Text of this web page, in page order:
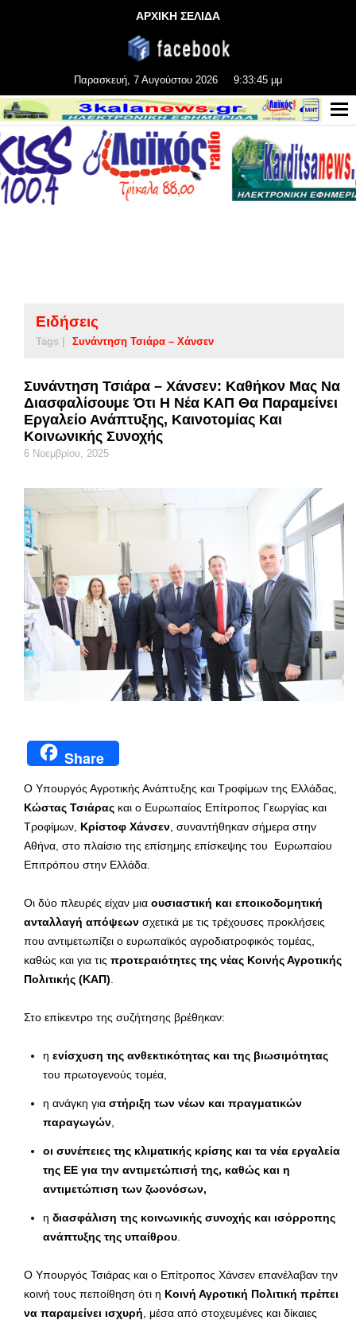
ΑΡΧΙΚΗ ΣΕΛΙΔΑ
Παρασκευή, 7 Αυγούστου 2026 9:33:45 μμ
Ειδήσεις
Tags | Συνάντηση Τσιάρα – Χάνσεν
Συνάντηση Τσιάρα – Χάνσεν: Καθήκον Μας Να
Διασφαλίσουμε Ότι Η Νέα ΚΑΠ Θα Παραμείνει
Εργαλείο Ανάπτυξης, Καινοτομίας Και
Κοινωνικής Συνοχής
6 Νοεμβρίου, 2025
Share
Ο Υπουργός Αγροτικής Ανάπτυξης και Τροφίμων της Ελλάδας,
Κώστας Τσιάρας και ο Ευρωπαίος Επίτροπος Γεωργίας και
Τροφίμων, Κρίστοφ Χάνσεν , συναντήθηκαν σήμερα στην
Αθήνα, στο πλαίσιο της επίσημης επίσκεψης του Ευρωπαίου
Επιτρόπου στην Ελλάδα.
Οι δύο πλευρές είχαν μια ουσιαστική και εποικοδομητική
ανταλλαγή απόψεων σχετικά με τις τρέχουσες προκλήσεις
που αντιμετωπίζει ο ευρωπαϊκός αγροδιατροφικός τομέας,
καθώς και για τις προτεραιότητες της νέας Κοινής Αγροτικής
Πολιτικής (ΚΑΠ)
Στο επίκεντρο της συζήτησης βρέθηκαν:
η ενίσχυση της ανθεκτικότητας και της βιωσιμότητας
του πρωτογενούς τομέα,
η ανάγκη για στήριξη των νέων και πραγματικών
παραγωγών
οι συνέπειες της κλιματικής κρίσης και τα νέα εργαλεία
της ΕΕ για την αντιμετώπισή της, καθώς και η
αντιμετώπιση των ζωονόσων,
η διασφάλιση της κοινωνικής συνοχής και ισόρροπης
ανάπτυξης της υπαίθρου
Ο Υπουργός Τσιάρας και ο Επίτροπος Χάνσεν επανέλαβαν την
κοινή τους πεποίθηση ότι η Κοινή Αγροτική Πολιτική πρέπει
να παραμείνει ισχυρή , μέσα από στοχευμένες και δίκαιες